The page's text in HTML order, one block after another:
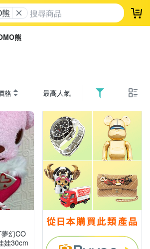
登
熊
格 最高人氣
幻CO
娃30cm